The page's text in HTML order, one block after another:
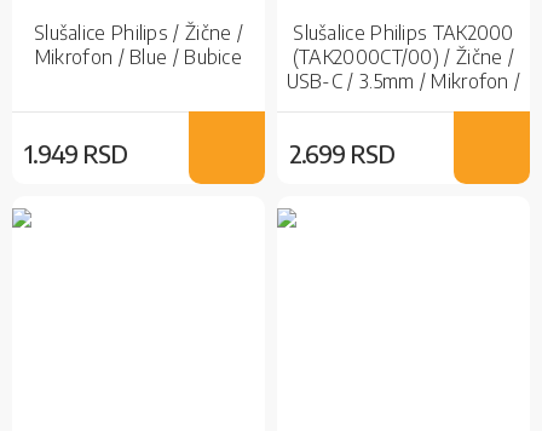
Slušalice Philips / Žične /
Mikrofon / Blue / Bubice
1.949 RSD
Slušalice Philips TAK2000
(TAK2000CT/00) / Žične /
USB-C / 3.5mm / Mikrofon /
2.699 RSD